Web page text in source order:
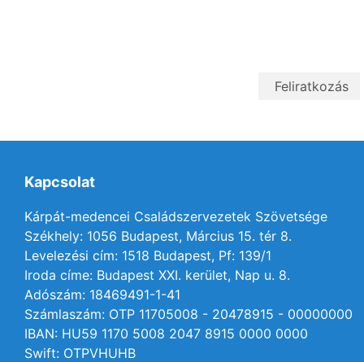
Kapcsolat
Kárpát-medencei Családszervezetek Szövetsége
Székhely: 1056 Budapest, Március 15. tér 8.
Levelezési cím: 1518 Budapest, Pf: 139/1
Iroda címe: Budapest XXI. kerület, Nap u. 8.
Adószám: 18469491-1-41
Számlaszám: OTP 11705008 - 20478915 - 00000000
IBAN: HU59 1170 5008 2047 8915 0000 0000
Swift: OTPVHUHB